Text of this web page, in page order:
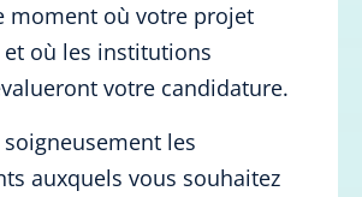
moment où votre projet
où les institutions
votre candidature.
les
auxquels vous souhaitez